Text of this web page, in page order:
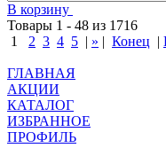
В корзину
Товары 1 - 48 из 1716
1
2 3 4 5 | » | Конец |
ГЛАВНАЯ
АКЦИИ
КАТАЛОГ
ИЗБРАННОЕ
ПРОФИЛЬ